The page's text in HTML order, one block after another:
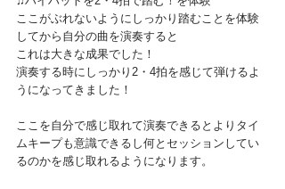
ここがぶれないようにしっかり踏むことを体験
してから自分の曲を演奏すると
これは大きな成果でした！
演奏する時にしっかり2・4拍を感じて弾けるよ
うになってきました！
ここを自分で感じ取れて演奏できるとよりタイ
ムキープも意識できるし何とセッションしてい
るのかを感じ取れるようになります。